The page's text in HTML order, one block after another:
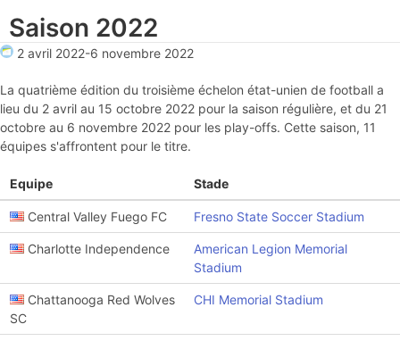
Saison 2022
2 avril 2022-6 novembre 2022
La quatrième édition du troisième échelon état-unien de football a
lieu du 2 avril au 15 octobre 2022 pour la saison régulière, et du 21
octobre au 6 novembre 2022 pour les play-offs. Cette saison, 11
équipes s'affrontent pour le titre.
Equipe Stade
Central Valley Fuego FC Fresno State Soccer Stadium
Charlotte Independence
American Legion Memorial
Stadium
Chattanooga Red Wolves
SC
CHI Memorial Stadium